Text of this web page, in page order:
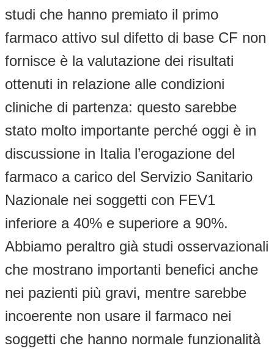
studi che hanno premiato il primo
farmaco attivo sul difetto di base CF non
fornisce è la valutazione dei risultati
ottenuti in relazione alle condizioni
cliniche di partenza: questo sarebbe
stato molto importante perché oggi è in
discussione in Italia l’erogazione del
farmaco a carico del Servizio Sanitario
Nazionale nei soggetti con FEV1
inferiore a 40% e superiore a 90%.
Abbiamo peraltro già studi osservazionali
che mostrano importanti benefici anche
nei pazienti più gravi, mentre sarebbe
incoerente non usare il farmaco nei
soggetti che hanno normale funzionalità